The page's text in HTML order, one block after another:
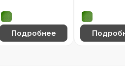
Подробнее